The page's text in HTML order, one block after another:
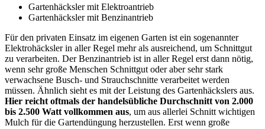
Gartenhäcksler mit Elektroantrieb
Gartenhäcksler mit Benzinantrieb
Für den privaten Einsatz im eigenen Garten ist ein sogenannter
Elektrohäcksler in aller Regel mehr als ausreichend, um Schnittgut
zu verarbeiten. Der Benzinantrieb ist in aller Regel erst dann nötig,
wenn sehr große Menschen Schnittgut oder aber sehr stark
verwachsene Busch- und Strauchschnitte verarbeitet werden
müssen. Ähnlich sieht es mit der Leistung des Gartenhäckslers aus.
Hier reicht oftmals der handelsübliche Durchschnitt von 2.000
bis 2.500 Watt vollkommen aus, um aus allerlei Schnitt wichtigen
Mulch für die Gartendüngung herzustellen. Erst wenn große